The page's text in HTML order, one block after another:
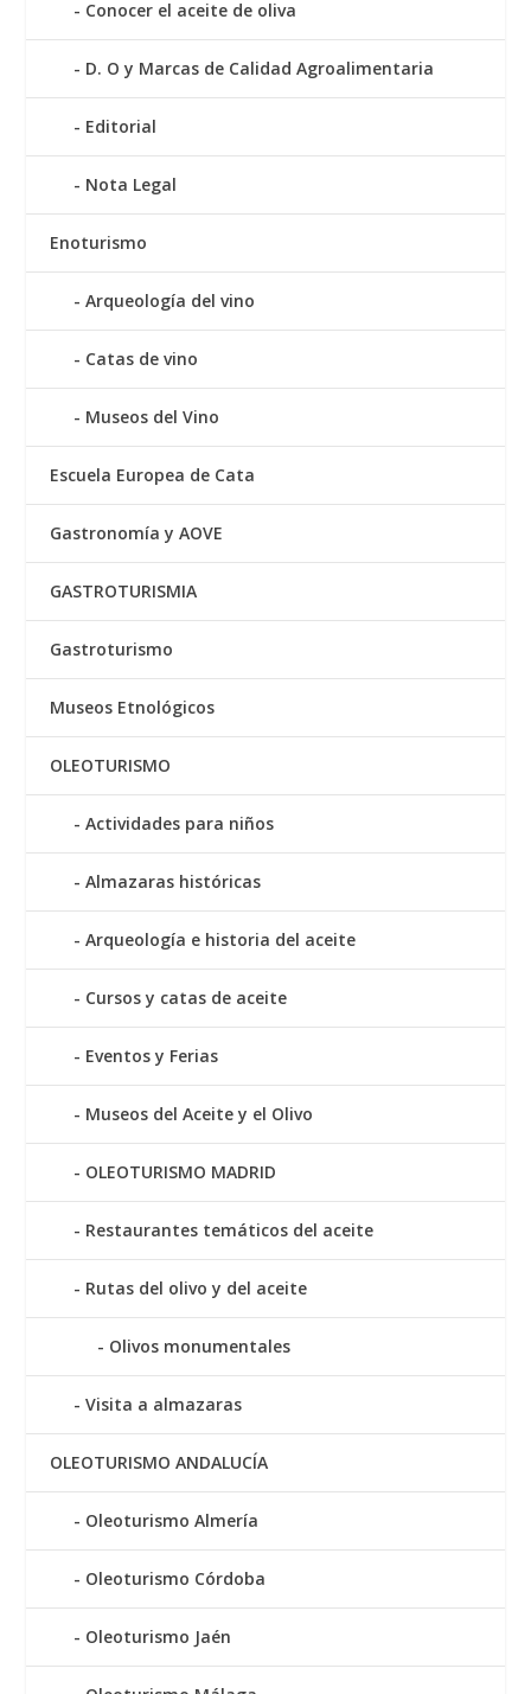
Conocer el aceite de oliva
D. O y Marcas de Calidad Agroalimentaria
Editorial
Nota Legal
Enoturismo
Arqueología del vino
Catas de vino
Museos del Vino
Escuela Europea de Cata
Gastronomía y AOVE
GASTROTURISMIA
Gastroturismo
Museos Etnológicos
OLEOTURISMO
Actividades para niños
Almazaras históricas
Arqueología e historia del aceite
Cursos y catas de aceite
Eventos y Ferias
Museos del Aceite y el Olivo
OLEOTURISMO MADRID
Restaurantes temáticos del aceite
Rutas del olivo y del aceite
Olivos monumentales
Visita a almazaras
OLEOTURISMO ANDALUCÍA
Oleoturismo Almería
Oleoturismo Córdoba
Oleoturismo Jaén